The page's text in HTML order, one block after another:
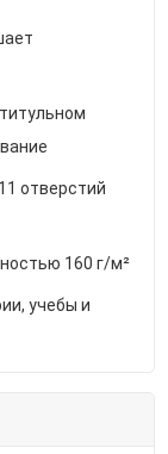
отверстий
160 г/м²
учебы и